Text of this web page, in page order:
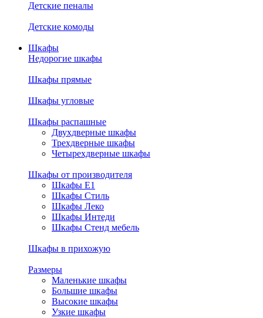
Детские пеналы
Детские комоды
Шкафы
Недорогие шкафы
Шкафы прямые
Шкафы угловые
Шкафы распашные
Двухдверные шкафы
Трехдверные шкафы
Четырехдверные шкафы
Шкафы от производителя
Шкафы E1
Шкафы Стиль
Шкафы Леко
Шкафы Интеди
Шкафы Стенд мебель
Шкафы в прихожую
Размеры
Маленькие шкафы
Большие шкафы
Высокие шкафы
Узкие шкафы